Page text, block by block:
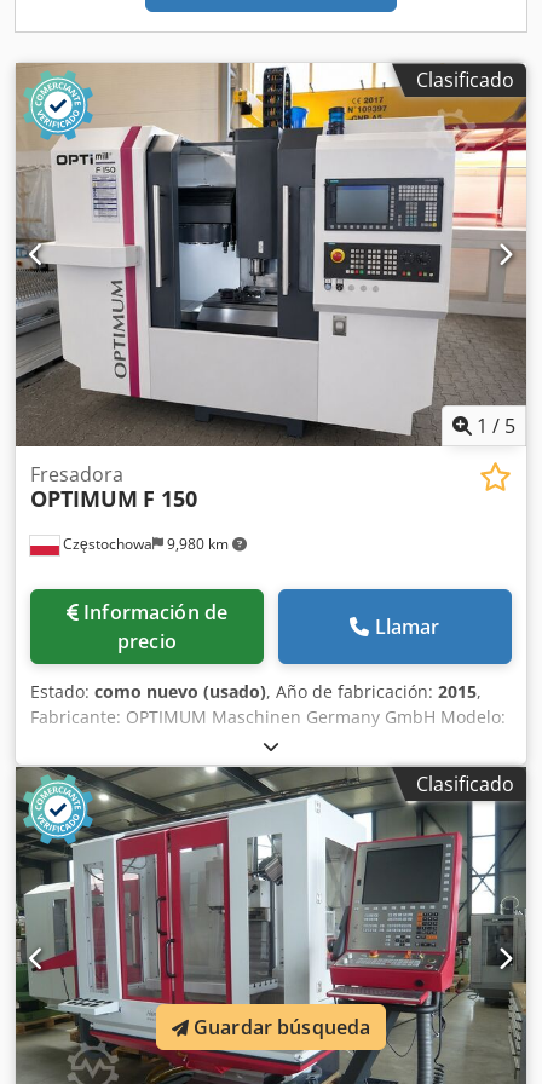
Clasificado
1 / 5
Częstochowa 9,980 km
Fresadora
OPTIMUM F 150
Información de
precio
Llamar
Estado: como nuevo (usado), Año de fabricación: 2015,
Fabricante: OPTIMUM Maschinen Germany GmbH Modelo:
F 150 Tipo de máquina: centro de mecanizado CNC de 3
ejes Número de serie: 1521211505 Año de fabricación:
2015 Control: Siemens Sinumerik 828D Recorridos de los
ejes X/Y/Z: aprox. 750 / 500 / 500 mm Portaherramientas:
BT40 Potencia del husillo: 12 kW Potencia del husillo S1: 9
kW Potencia total: 25 kW Suministro eléctrico: 400 V / 50 Hz
Mesa de trabajo con ranuras en T: aprox. 800 × 450 mm
Equipamiento: Cambiador automático de herramientas
integrado Dodpfx Ajy Ia Uwea Hsck Transportador de
virutas integrado Peso de la máquina: aprox. 3.520 kg
Clasificado
Guardar búsqueda